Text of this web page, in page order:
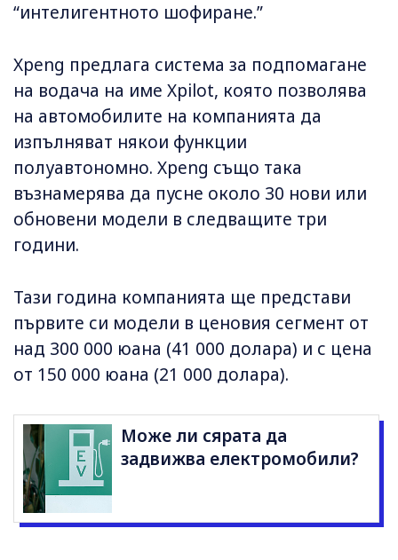
“интелигентното шофиране.”
Xpeng предлага система за подпомагане
на водача на име Xpilot, която позволява
на автомобилите на компанията да
изпълняват някои функции
полуавтономно. Xpeng също така
възнамерява да пусне около 30 нови или
обновени модели в следващите три
години.
Тази година компанията ще представи
първите си модели в ценовия сегмент от
над 300 000 юана (41 000 долара) и с цена
от 150 000 юана (21 000 долара).
Може ли сярата да
задвижва електромобили?